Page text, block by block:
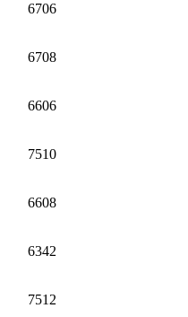
6706
6708
6606
7510
6608
6342
7512